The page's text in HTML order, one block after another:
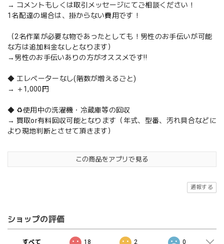
→ コメントもしくは取引メッセージにてご相談ください！
1名配達の場合は、掛からない費用です！
（2名作業が必要な物であったとしても！男性のお手伝いが可能
な方は追加料金なしとなります）
→男性のお手伝いありの方がオススメです‼️
◆ エレベーターなし(階数が増えるごと)
→ ＋1,000円
◆ ♻️使用中の洗濯機・冷蔵庫等の回収
→ 買取or有料回収可能となります（年式、型番、汚れ具合などに
より現地判断とさせて頂きます）
この商品をアプリで見る
通報する
ショップの評価
すべて 18 2 0